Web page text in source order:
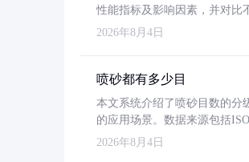
性能指标及影响因素，并对比
2026年8月4日
喷砂都有多少目
本文系统介绍了喷砂目数的分
的应用场景。数据来源包括
2026年8月4日